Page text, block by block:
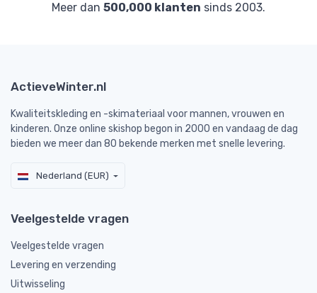
Meer dan 500,000 klanten sinds 2003.
ActieveWinter.nl
Kwaliteitskleding en -skimateriaal voor mannen, vrouwen en
kinderen. Onze online skishop begon in 2000 en vandaag de dag
bieden we meer dan 80 bekende merken met snelle levering.
Nederland (EUR)
Veelgestelde vragen
Veelgestelde vragen
Levering en verzending
Uitwisseling